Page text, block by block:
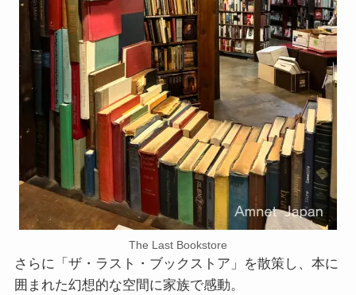
The Last Bookstore
さらに「ザ・ラスト・ブックストア」を散策し、本に
囲まれた幻想的な空間に家族で感動。